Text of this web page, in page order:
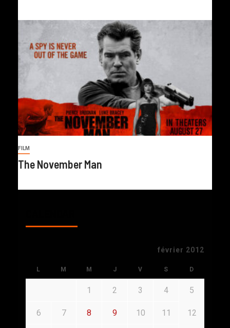
FILM
The November Man
février 2012
L M M J V S D
1 2 3 4 5
6 7 8 9 10 11 12